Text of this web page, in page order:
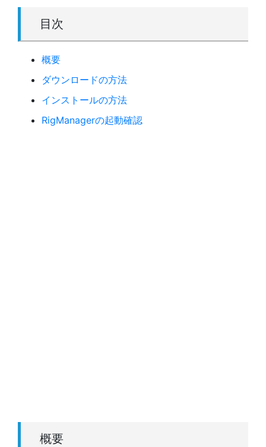
目次
概要
ダウンロードの方法
インストールの方法
RigManagerの起動確認
概要